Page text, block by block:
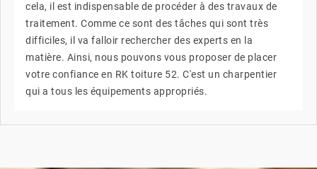
cela, il est indispensable de procéder à des travaux de
traitement. Comme ce sont des tâches qui sont très
difficiles, il va falloir rechercher des experts en la
matière. Ainsi, nous pouvons vous proposer de placer
votre confiance en RK toiture 52. C'est un charpentier
qui a tous les équipements appropriés.